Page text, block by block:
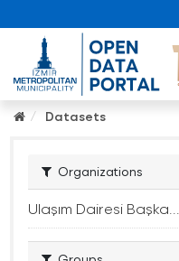
Datasets
Organizations
Ulaşım Dairesi Başka...